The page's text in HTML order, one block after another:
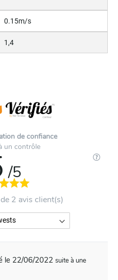
0.15m/s
1,4
de confiance
un contrôle
/5
2 avis client(s)
le 22/06/2022 suite à une